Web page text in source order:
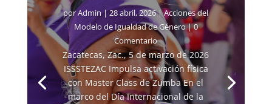
porAdmin|28 abril, 2026|Acciones del
Modelo de Igualdad de Género| 0
Comentario
Zacatecas, Zac., 5 de marzo de 2026
ISSSTEZAC Impulsa activación física
con Master Class de Zumba En el
marco del Día Internacional de la